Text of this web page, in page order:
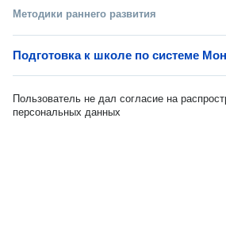
Методики раннего развития
Подготовка к школе по системе
Пользователь не дал согласие на
персональных данных